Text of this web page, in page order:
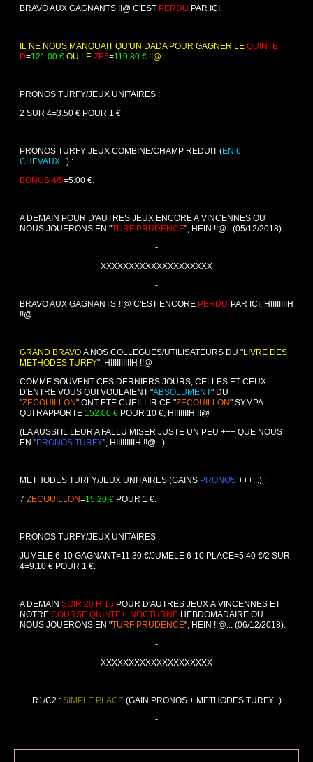
BRAVO AUX GAGNANTS !!@ C'EST PERDU PAR ICI.
IL NE NOUS MANQUAIT QU'UN DADA POUR GAGNER LE QUINTE
D=121.00 € OU LE ZE5=119.80 € !!@...
PRONOS TURFY/JEUX UNITAIRES :
2 SUR 4=3.50 € POUR 1 €
PRONOS TURFY JEUX COMBINE/CHAMP REDUIT (EN 6
CHEVAUX...) :
BONUS 4/5=5.00 €.
A DEMAIN POUR D'AUTRES JEUX ENCORE A VINCENNES OU
NOUS JOUERONS EN "TURF PRUDENCE", HEIN !!@...(05/12/2018).
-
XXXXXXXXXXXXXXXXXXXX
-
BRAVO AUX GAGNANTS !!@ C'EST ENCORE PERDU PAR ICI, HIIIIIIIIH
!!@
GRAND BRAVO A NOS COLLEGUES/UTILISATEURS DU "LIVRE DES
METHODES TURFY", HIIIIIIIIIIH !!@
COMME SOUVENT CES DERNIERS JOURS, CELLES ET CEUX
D'ENTRE VOUS QUI VOULAIENT "ABSOLUMENT" DU
"ZECOUILLON" ONT ETE CUEILLIR CE "ZECOUILLON" SYMPA
QUI RAPPORTE 152.00 € POUR 10 €, HIIIIIIIH !!@
(LA AUSSI IL LEUR A FALLU MISER JUSTE UN PEU +++ QUE NOUS
EN "PRONOS TURFY", HIIIIIIIIIH !!@...)
METHODES TURFY/JEUX UNITAIRES (GAINS PRONOS +++...) :
7 ZECOUILLON=15.20 € POUR 1 €.
PRONOS TURFY/JEUX UNITAIRES :
JUMELE 6-10 GAGNANT=11.30 €/JUMELE 6-10 PLACE=5.40 €/2 SUR
4=9.10 € POUR 1 €.
A DEMAIN SOIR 20 H 15 POUR D'AUTRES JEUX A VINCENNES ET
NOTRE COURSE QUINTE+ NOCTURNE HEBDOMADAIRE OU
NOUS JOUERONS EN "TURF PRUDENCE", HEIN !!@... (06/12/2018).
-
XXXXXXXXXXXXXXXXXXXX
-
R1/C2 : SIMPLE PLACE(GAIN PRONOS + METHODES TURFY...)
-